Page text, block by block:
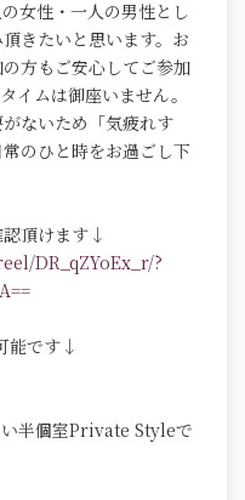
女性・一人の男性とし
きたいと思います。お
方もご安心してご参加
イムは御座いません。
ないため「気疲れす
のひと時をお過ごし下
頂けます↓
DR_qZYoEx_r/?
能です↓
半個室Private Styleで